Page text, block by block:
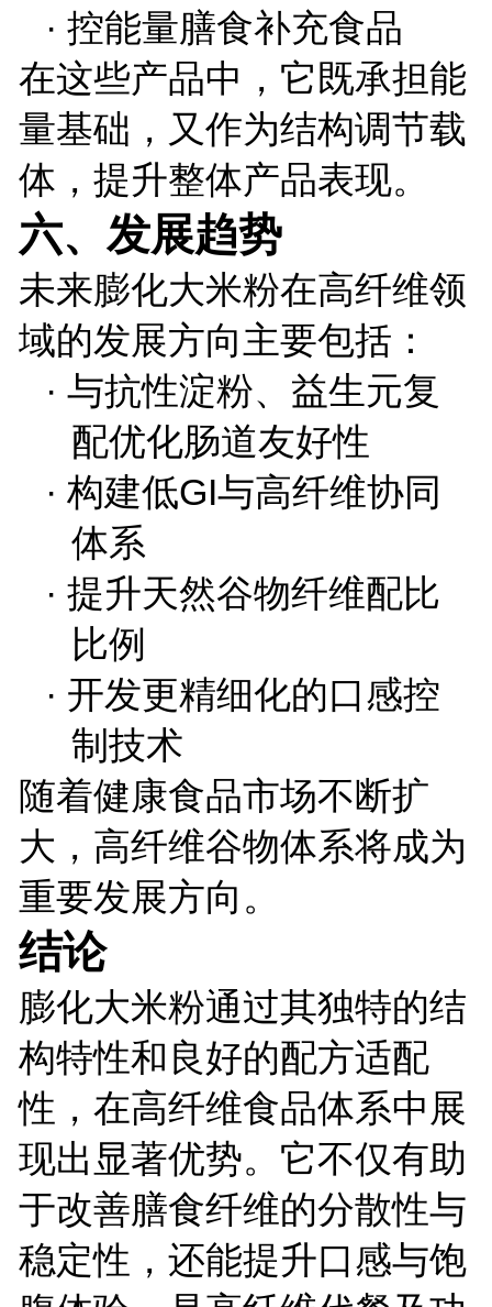
· 控能量膳食补充食品
在这些产品中，它既承担能
量基础，又作为结构调节载
体，提升整体产品表现。
六、发展趋势
未来膨化大米粉在高纤维领
域的发展方向主要包括：
· 与抗性淀粉、益生元复
配优化肠道友好性
· 构建低GI与高纤维协同
体系
· 提升天然谷物纤维配比
比例
· 开发更精细化的口感控
制技术
随着健康食品市场不断扩
大，高纤维谷物体系将成为
重要发展方向。
结论
膨化大米粉通过其独特的结
构特性和良好的配方适配
性，在高纤维食品体系中展
现出显著优势。它不仅有助
于改善膳食纤维的分散性与
稳定性，还能提升口感与饱